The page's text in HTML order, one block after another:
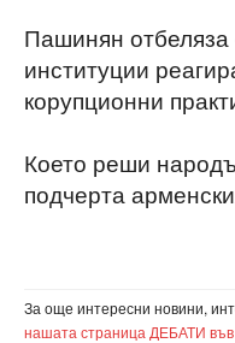
Пашинян
институции
корупционни
Което реши
подчерта
За още интересни новини,
нашата страница ДЕБАТИ